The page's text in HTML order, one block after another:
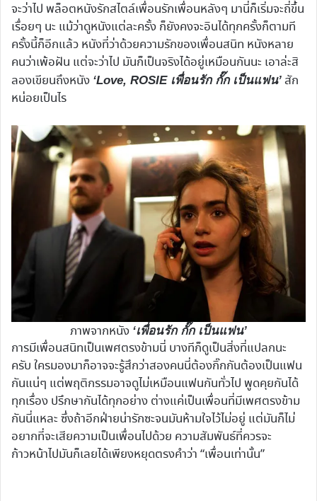
จะว่าไป พล็อตหนังรักสไตล์เพื่อนรักเพื่อนหลังๆ มานี่ก็เริ่มจะถี่ขึ้น
เรื่อยๆ นะ แม้ว่าดูหนังแต่ละครั้ง ก็ยังคงจะอินได้ทุกครั้งก็ตามที
ครั้งนี้ก็อีกแล้ว หนังที่ว่าด้วยความรักของเพื่อนสนิท หนังหลาย
คนว่าเพ้อฝัน แต่จะว่าไป มันก็เป็นจริงได้อยู่เหมือนกันนะ เอาล่ะสิ
ลองเขียนถึงหนัง ‘Love, ROSIE เพื่อนรัก กั๊ก เป็นแฟน’ สัก
หน่อยเป็นไร
ภาพจากหนัง ‘เพื่อนรัก กั๊ก เป็นแฟน’
การมีเพื่อนสนิทเป็นเพศตรงข้ามนี่ บางทีก็ดูเป็นสิ่งที่แปลกนะ
ครับ ใครมองมาก็อาจจะรู้สึกว่าสองคนนี่ต้องกิ๊กกันต้องเป็นแฟน
กันแน่ๆ แต่พฤติกรรมอาจดูไม่เหมือนแฟนกันทั่วไป พูดคุยกันได้
ทุกเรื่อง ปรึกษากันได้ทุกอย่าง ต่างแค่เป็นเพื่อนที่มีเพศตรงข้าม
กันนี่แหละ ซึ่งถ้าอีกฝ่ายน่ารักซะจนมันห้ามใจไว้ไม่อยู่ แต่มันก็ไม่
อยากที่จะเสียความเป็นเพื่อนไปด้วย ความสัมพันธ์ที่ควรจะ
ก้าวหน้าไปมันก็เลยได้เพียงหยุดตรงคำว่า “เพื่อนเท่านั้น”